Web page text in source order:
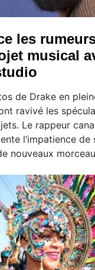
les
musical
de Drake en
ravivé les
Le rappeur
l’impatience de
nouveaux